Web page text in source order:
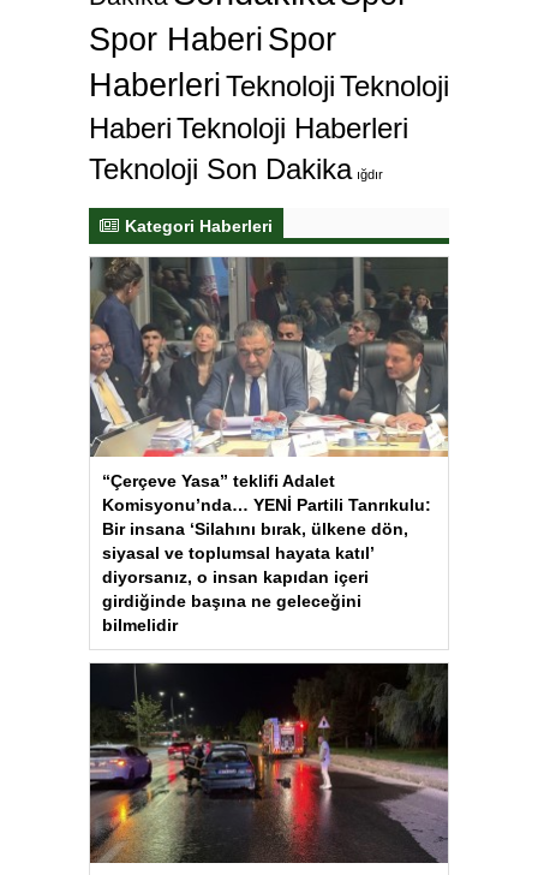
Spor Haberi Spor
HaberleriTeknolojiTeknoloji
HaberiTeknoloji Haberleri
Teknoloji Son Dakika ığdır
Kategori Haberleri
“Çerçeve Yasa” teklifi Adalet
Komisyonu’nda… YENİ Partili Tanrıkulu:
Bir insana ‘Silahını bırak, ülkene dön,
siyasal ve toplumsal hayata katıl’
diyorsanız, o insan kapıdan içeri
girdiğinde başına ne geleceğini
bilmelidir